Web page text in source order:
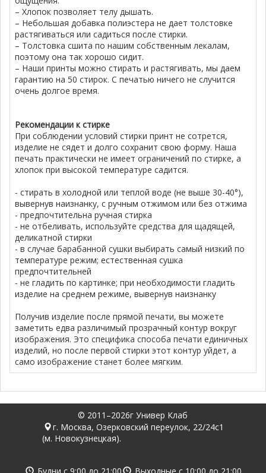
– Хлопок позволяет телу дышать.
– Небольшая добавка полиэстера не дает толстовке
растягиваться или садиться после стирки.
– Толстовка сшита по нашим собственным лекалам,
поэтому она так хорошо сидит.
– Наши принты можно стирать и растягивать, мы даем
гарантию на 50 стирок. С печатью ничего не случится
очень долгое время.
Рекомендации к стирке
При соблюдении условий стирки принт не сотрется,
изделие не сядет и долго сохранит свою форму. Наша
печать практически не имеет ограничений по стирке, а
хлопок при высокой температуре садится.
- стирать в холодной или теплой воде (не выше 30-40°),
вывернув наизнанку, с ручным отжимом или без отжима
- предпочтительна ручная стирка
- не отбеливать, используйте средства для щадящей,
деликатной стирки
- в случае барабанной сушки выбирать самый низкий по
температуре режим; естественная сушка
предпочтительней
- не гладить по картинке; при необходимости гладить
изделие на среднем режиме, вывернув наизнанку
Получив изделие после прямой печати, вы можете
заметить едва различимый прозрачный контур вокруг
изображения. Это специфика способа печати единичных
изделий, но после первой стирки этот контур уйдет, а
само изображение станет более мягким.
© 2011–2026г Универ Клаб
г. Москва, Озерковский переулок, 22/24с1
(м. Новокузнецкая).
Будни с 9:00 до 21:00 Выходные с 10:00 до 21:00